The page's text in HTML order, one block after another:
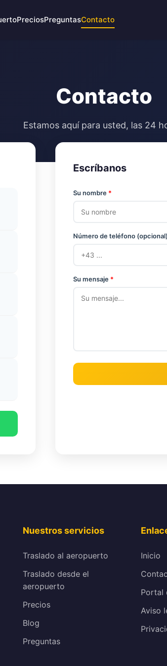
PreciosPreguntasContacto
Contacto
Estamos aquí para usted, las 24
Escríbanos
Su nombre *
Número de teléfono (opcional)
Su mensaje *
Nuestros servicios
Traslado al aeropuerto
Traslado desde el
aeropuerto
Precios
Blog
Preguntas
Inicio
Portal
Aviso